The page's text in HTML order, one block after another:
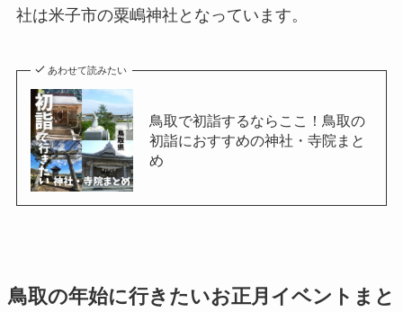
社は米子市の粟嶋神社となっています。
あわせて読みたい
鳥取で初詣するならここ！鳥取の
初詣におすすめの神社・寺院まと
め
鳥取の年始に行きたいお正月イベントまと